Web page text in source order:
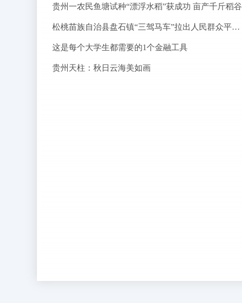
贵州一农民鱼塘试种“漂浮水稻”获成功 亩产千斤稻谷
松桃苗族自治县盘石镇“三驾马车”拉出人民群众平安幸福生活
这是每个大学生都需要的1个金融工具
贵州天柱：秋日云海美如画